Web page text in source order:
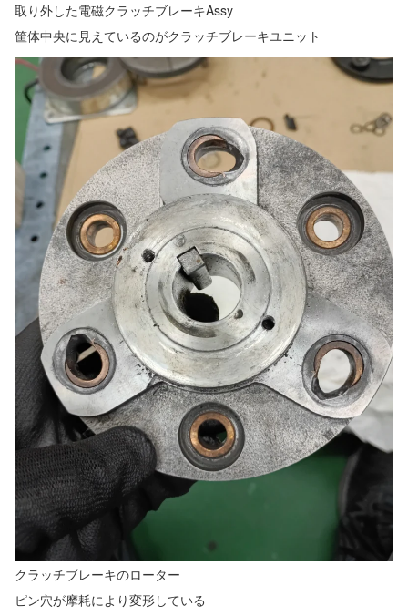
取り外した電磁クラッチブレーキAssy
筐体中央に見えているのがクラッチブレーキユニット
クラッチブレーキのローター
ピン穴が摩耗により変形している